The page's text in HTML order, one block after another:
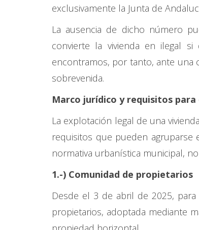
exclusivamente la Junta de
La ausencia de dicho número
convierte la vivienda en ilegal
encontramos, por tanto, ante una
sobrevenida.
Marco jurídico y requisitos
La explotación legal de una
requisitos que pueden agruparse
normativa urbanística municipal,
1.-) Comunidad de propietarios
Desde el 3 de abril de 2025,
propietarios, adoptada mediante